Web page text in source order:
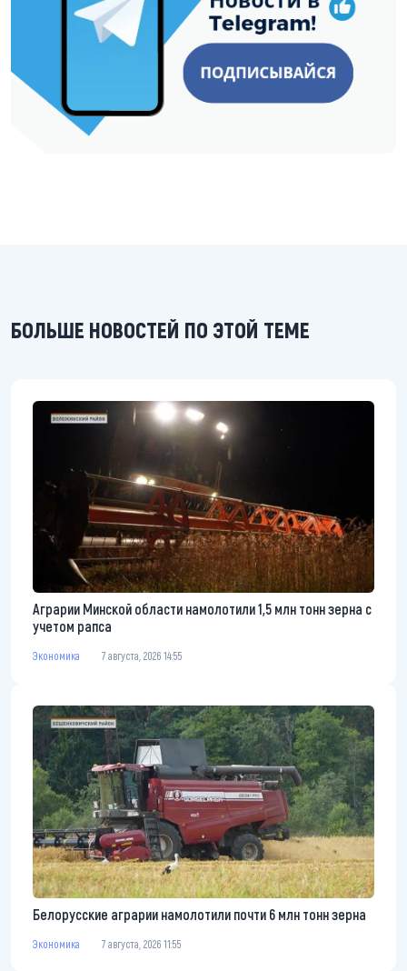
БОЛЬШЕ НОВОСТЕЙ ПО ЭТОЙ ТЕМЕ
Аграрии Минской области намолотили 1,5 млн тонн зерна с
учетом рапса
Экономика 7 августа, 2026 14:55
Белорусские аграрии намолотили почти 6 млн тонн зерна
Экономика 7 августа, 2026 11:55